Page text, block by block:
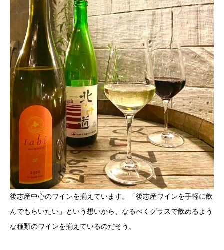
後志産中心のワインを揃えています。「後志産ワインを手軽に飲
んでもらいたい」という想いから、なるべくグラスで飲めるよう
な種類のワインを揃えているのだそう。